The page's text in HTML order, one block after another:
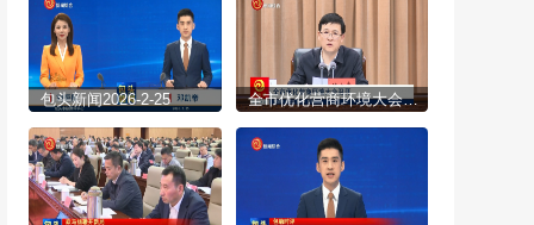
包头新闻2026-2-25 全市优化营商环境大会召开